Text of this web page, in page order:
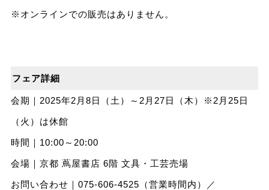
※オンラインでの販売はありません。
フェア詳細
会期｜2025年2月8日（土）～2月27日（木）※2月25日
（火）は休館
時間｜10:00～20:00
会場｜京都 蔦屋書店 6階 文具・工芸売場
お問い合わせ｜075-606-4525（営業時間内）／